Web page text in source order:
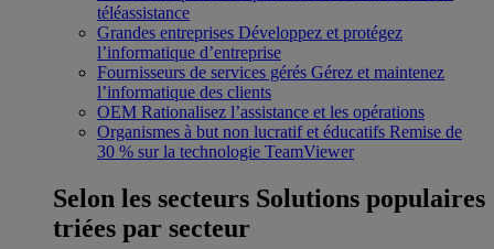
téléassistance
Grandes entreprises Développez et protégez
l’informatique d’entreprise
Fournisseurs de services gérés Gérez et maintenez
l’informatique des clients
OEM Rationalisez l’assistance et les opérations
Organismes à but non lucratif et éducatifs Remise de
30 % sur la technologie TeamViewer
Selon les secteurs Solutions populaires
triées par secteur